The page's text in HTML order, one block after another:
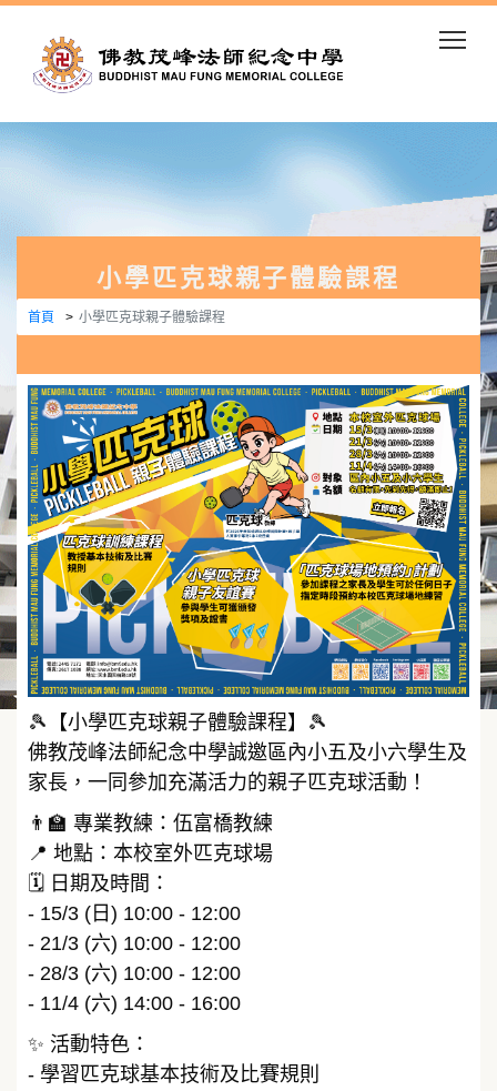
小學匹克球親子體驗課程
首頁 小學匹克球親子體驗課程
🎾【小學匹克球親子體驗課程】🎾
佛教茂峰法師紀念中學誠邀區內小五及小六學生及
家長，一同參加充滿活力的親子匹克球活動！
👨‍🏫 專業教練：伍富橋教練
📍 地點：本校室外匹克球場
🗓️ 日期及時間：
- 15/3 (日) 10:00 - 12:00
- 21/3 (六) 10:00 - 12:00
- 28/3 (六) 10:00 - 12:00
- 11/4 (六) 14:00 - 16:00
✨ 活動特色：
- 學習匹克球基本技術及比賽規則